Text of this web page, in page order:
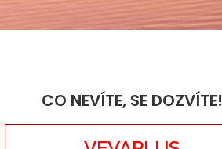
CO NEVÍTE, SE DOZVÍTE!